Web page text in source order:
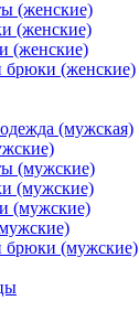
(женские)
(женские)
(женские)
(женские)
(мужская)
(мужские)
(мужские)
(мужские)
(мужские)